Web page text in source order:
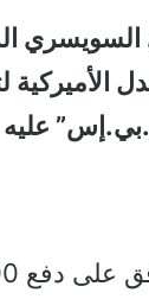
الأميركية
عليه في